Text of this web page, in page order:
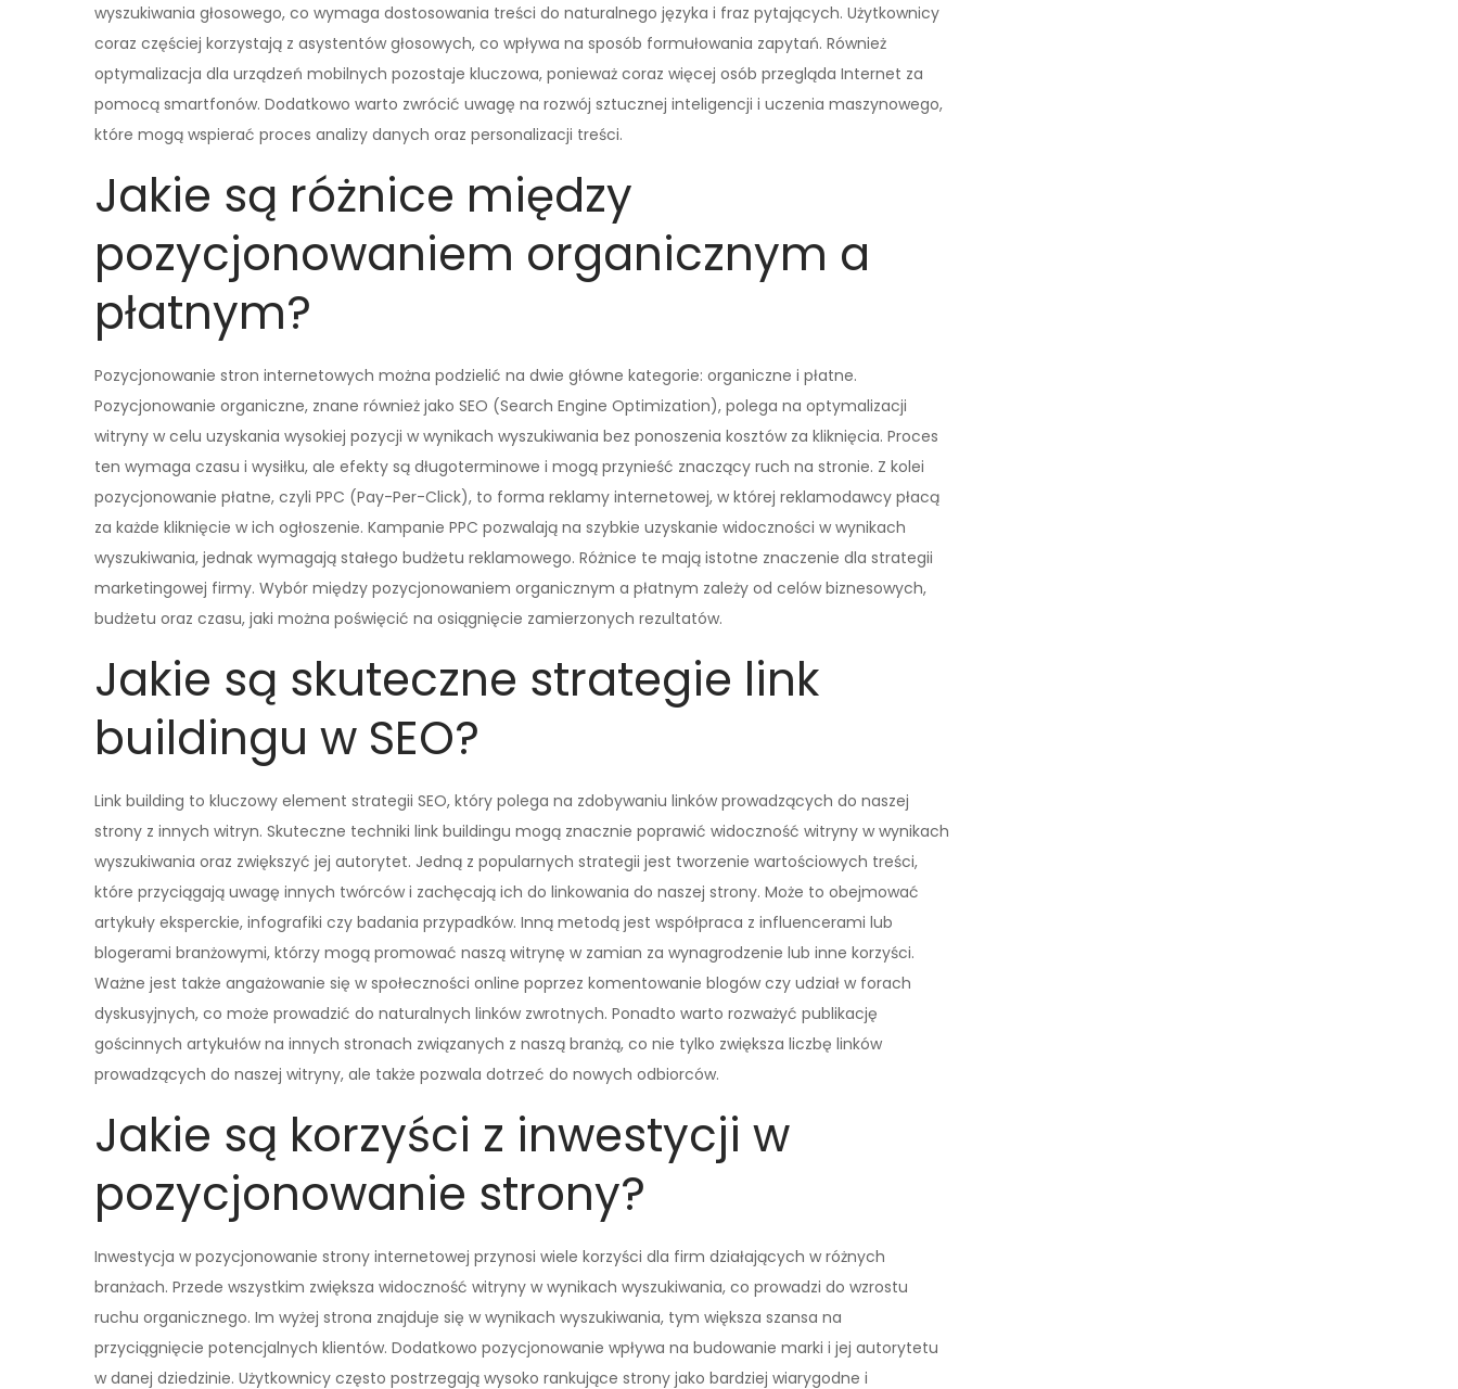
wyszukiwania głosowego, co wymaga dostosowania treści do naturalnego języka i fraz pytających. Użytkownicy
coraz częściej korzystają z asystentów głosowych, co wpływa na sposób formułowania zapytań. Również
optymalizacja dla urządzeń mobilnych pozostaje kluczowa, ponieważ coraz więcej osób przegląda Internet za
pomocą smartfonów. Dodatkowo warto zwrócić uwagę na rozwój sztucznej inteligencji i uczenia maszynowego,
które mogą wspierać proces analizy danych oraz personalizacji treści.
Jakie są różnice między
pozycjonowaniem organicznym a
płatnym?
Pozycjonowanie stron internetowych można podzielić na dwie główne kategorie: organiczne i płatne.
Pozycjonowanie organiczne, znane również jako SEO (Search Engine Optimization), polega na optymalizacji
witryny w celu uzyskania wysokiej pozycji w wynikach wyszukiwania bez ponoszenia kosztów za kliknięcia. Proces
ten wymaga czasu i wysiłku, ale efekty są długoterminowe i mogą przynieść znaczący ruch na stronie. Z kolei
pozycjonowanie płatne, czyli PPC (Pay-Per-Click), to forma reklamy internetowej, w której reklamodawcy płacą
za każde kliknięcie w ich ogłoszenie. Kampanie PPC pozwalają na szybkie uzyskanie widoczności w wynikach
wyszukiwania, jednak wymagają stałego budżetu reklamowego. Różnice te mają istotne znaczenie dla strategii
marketingowej firmy. Wybór między pozycjonowaniem organicznym a płatnym zależy od celów biznesowych,
budżetu oraz czasu, jaki można poświęcić na osiągnięcie zamierzonych rezultatów.
Jakie są skuteczne strategie link
buildingu w SEO?
Link building to kluczowy element strategii SEO, który polega na zdobywaniu linków prowadzących do naszej
strony z innych witryn. Skuteczne techniki link buildingu mogą znacznie poprawić widoczność witryny w wynikach
wyszukiwania oraz zwiększyć jej autorytet. Jedną z popularnych strategii jest tworzenie wartościowych treści,
które przyciągają uwagę innych twórców i zachęcają ich do linkowania do naszej strony. Może to obejmować
artykuły eksperckie, infografiki czy badania przypadków. Inną metodą jest współpraca z influencerami lub
blogerami branżowymi, którzy mogą promować naszą witrynę w zamian za wynagrodzenie lub inne korzyści.
Ważne jest także angażowanie się w społeczności online poprzez komentowanie blogów czy udział w forach
dyskusyjnych, co może prowadzić do naturalnych linków zwrotnych. Ponadto warto rozważyć publikację
gościnnych artykułów na innych stronach związanych z naszą branżą, co nie tylko zwiększa liczbę linków
prowadzących do naszej witryny, ale także pozwala dotrzeć do nowych odbiorców.
Jakie są korzyści z inwestycji w
pozycjonowanie strony?
Inwestycja w pozycjonowanie strony internetowej przynosi wiele korzyści dla firm działających w różnych
branżach. Przede wszystkim zwiększa widoczność witryny w wynikach wyszukiwania, co prowadzi do wzrostu
ruchu organicznego. Im wyżej strona znajduje się w wynikach wyszukiwania, tym większa szansa na
przyciągnięcie potencjalnych klientów. Dodatkowo pozycjonowanie wpływa na budowanie marki i jej autorytetu
w danej dziedzinie. Użytkownicy często postrzegają wysoko rankujące strony jako bardziej wiarygodne i